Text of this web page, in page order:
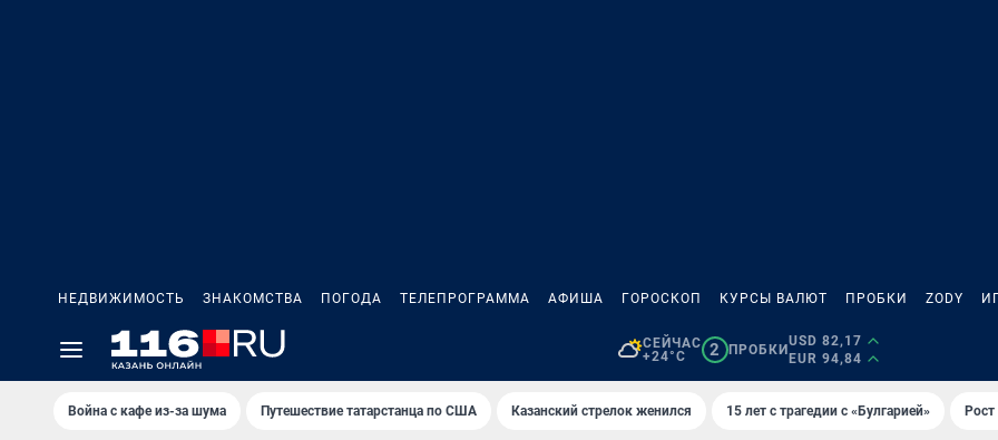
НЕДВИЖИМОСТЬ ЗНАКОМСТВА ПОГОДА ТЕЛЕПРОГРАММА АФИША ГОРОСКОП КУРСЫ ВАЛЮТ ПРОБКИ ZODY
СЕЙЧАС
+24°C
2 ПРОБКИ
USD 82,17
EUR 94,84
Война с кафе из-за шума Путешествие татарстанца по США Казанский стрелок женился 15 лет с трагедии с «Булгарией»